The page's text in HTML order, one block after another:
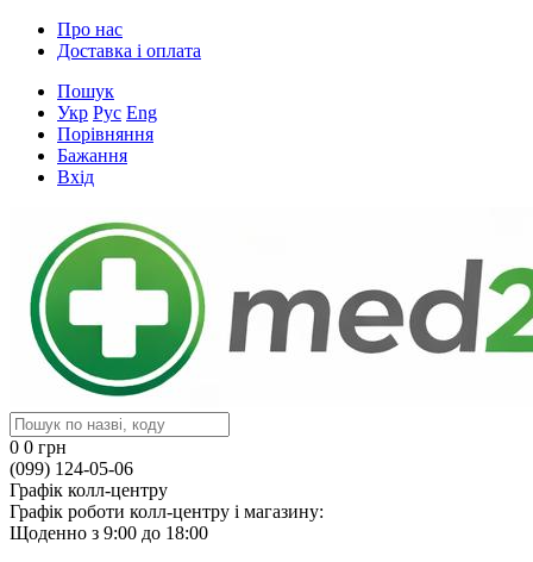
Про нас
Доставка і оплата
Пошук
Укр Рус Eng
Порівняння
Бажання
Вхід
0 0 грн
(099) 124-05-06
Графік колл-центру
Графік роботи колл-центру і магазину:
Щоденно з 9:00 до 18:00